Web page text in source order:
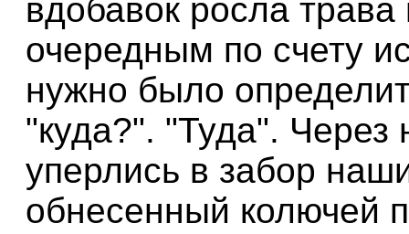
вдобавок росла
очередным по счету
нужно было
"куда?". "Туда". Через
уперлись в забор
обнесенный колючей